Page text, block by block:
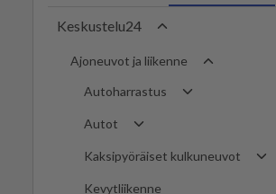
Keskustelu24
Ajoneuvot ja liikenne
Autoharrastus
Autot
Kaksipyöräiset kulkuneuvot
Kevytliikenne